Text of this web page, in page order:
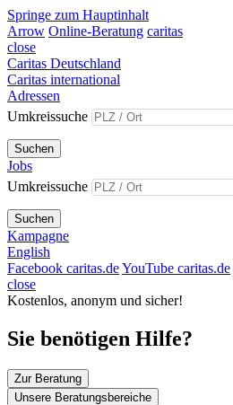
Springe zum Hauptinhalt
Arrow Online-Beratung caritas
close
Caritas Deutschland
Caritas international
Adressen
Umkreissuche
Suchen
Jobs
Umkreissuche
Suchen
Kampagne
English
Facebook caritas.deYouTube caritas.de
close
Kostenlos, anonym und sicher!
Sie benötigen Hilfe?
Zur Beratung
Unsere Beratungsbereiche